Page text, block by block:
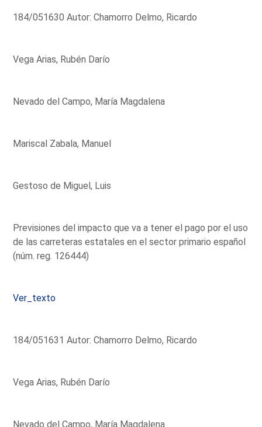
184/051630 Autor: Chamorro Delmo, Ricardo
Vega Arias, Rubén Darío
Nevado del Campo, María Magdalena
Mariscal Zabala, Manuel
Gestoso de Miguel, Luis
Previsiones del impacto que va a tener el pago por el uso
de las carreteras estatales en el sector primario español
(núm. reg. 126444)
Ver_texto
184/051631 Autor: Chamorro Delmo, Ricardo
Vega Arias, Rubén Darío
Nevado del Campo, María Magdalena